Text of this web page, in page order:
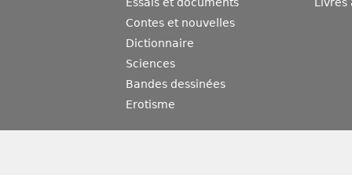
Essais et documents
Contes et nouvelles
Dictionnaire
Sciences
Bandes dessinées
Erotisme
Livres